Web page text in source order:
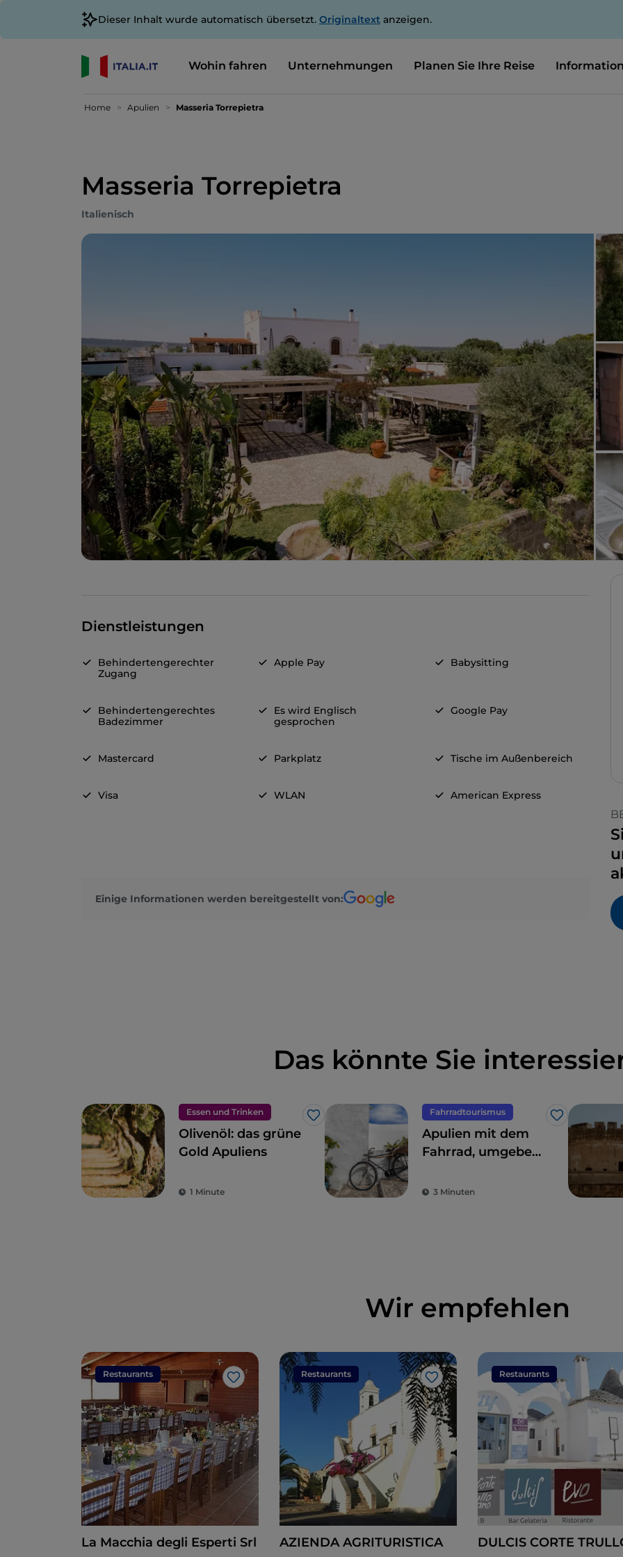
Dieser Inhalt wurde automatisch übersetzt. Originaltext anzeigen.
Wohin fahren Unternehmungen Planen Sie Ihre Reise
Home Apulien Masseria Torrepietra
Masseria Torrepietra
Italienisch
Dienstleistungen
Behindertengerechter
Zugang
Apple Pay Babysitting
Behindertengerechtes
Badezimmer
Es wird Englisch
gesprochen
Google Pay
Mastercard Parkplatz Tische im Außenbereich
Visa WLAN American Express
Einige Informationen werden bereitgestellt von:
Das könnte Sie
Essen und Trinken
Like
Olivenöl: das grüne
Gold Apuliens
1 Minute
Fahrradtourismus
Like
Apulien mit dem
Fahrrad, umgeben
Olivenbäumen und
3 Minuten
Wir empfehlen
Restaurants
Like
La Macchia degli Esperti Srl
Restaurants
Like
AZIENDA AGRITURISTICA
Restaurants
DULCIS CORTE